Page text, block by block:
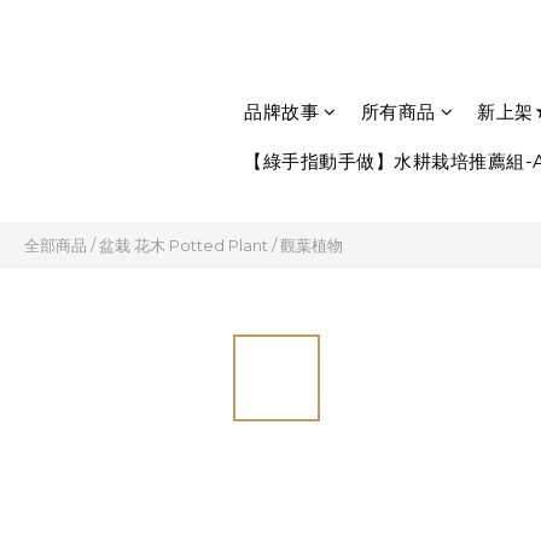
品牌故事 所有商品 新上
【綠手指動手做】水耕栽培推薦
全部商品 /盆栽 花木 Potted Plant /觀葉植物